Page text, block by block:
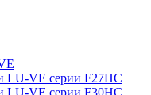
LU-VE серии F27HC
LU-VE серии F30HC